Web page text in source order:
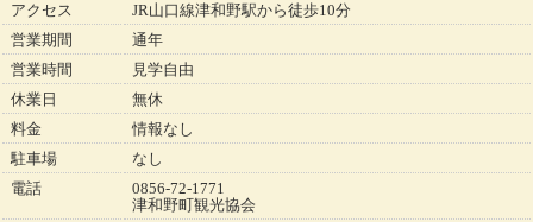
アクセス
JR山口線津和野駅から徒歩10分
営業期間
通年
営業時間
見学自由
休業日
無休
料金
情報なし
駐車場
なし
電話
0856-72-1771
津和野町観光協会